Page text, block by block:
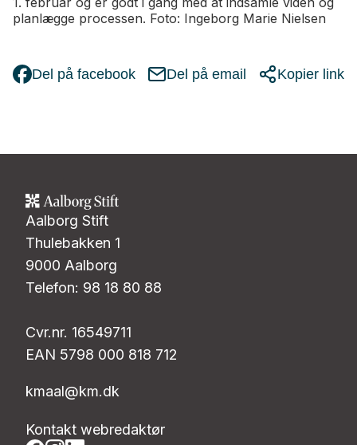
planlægge processen. Foto: Ingeborg Marie Nielsen
Del på facebook Del på email Kopier link
Aalborg Stift
Thulebakken 1
9000 Aalborg
Telefon: 98 18 80 88
Cvr.nr. 16549711
EAN 5798 000 818 712
kmaal@km.dk
Kontakt webredaktør